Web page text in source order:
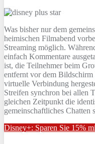
Was bisher nur dem
heimischen Filmabend
Streaming möglich.
einfach Kommentare
ist, die Teilnehmer beim
entfernt vor dem
virtuelle Verbindung
Streifen synchron bei allen
gleichen Zeitpunkt die
gemeinschaftliches Chatten
Disney+: Sparen Sie 15%